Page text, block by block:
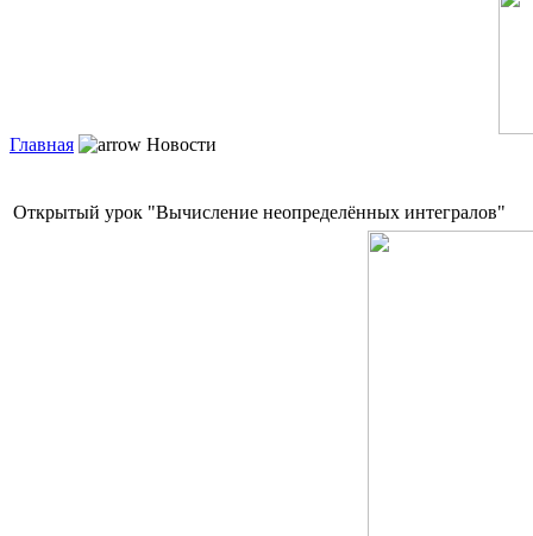
Главная Новости
Открытый урок "Вычисление неопределённых интегралов"